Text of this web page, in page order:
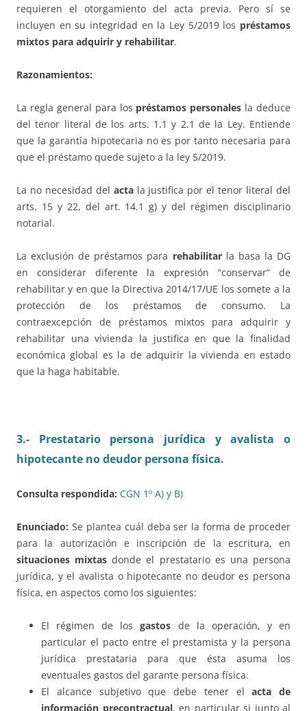
requieren el otorgamiento del acta previa. Pero sí se
incluyen en su integridad en la Ley 5/2019 los préstamos
mixtos para adquirir y rehabilitar.
Razonamientos:
La regla general para los préstamos personales la deduce
del tenor literal de los arts. 1.1 y 2.1 de la Ley. Entiende
que la garantía hipotecaria no es por tanto necesaria para
que el préstamo quede sujeto a la ley 5/2019.
La no necesidad del actala justifica por el tenor literal del
arts. 15 y 22, del art. 14.1 g) y del régimen disciplinario
notarial.
La exclusión de préstamos para rehabilitarla basa la DG
en considerar diferente la expresión “conservar” de
rehabilitar y en que la Directiva 2014/17/UE los somete a la
protección de los préstamos de consumo. La
contraexcepción de préstamos mixtos para adquirir y
rehabilitar una vivienda la justifica en que la finalidad
económica global es la de adquirir la vivienda en estado
que la haga habitable.
3.- Prestatario persona jurídica y avalista o
hipotecante no deudor persona física.
Consulta respondida: CGN 1º A) y B)
Enunciado: Se plantea cuál deba ser la forma de proceder
para la autorización e inscripción de la escritura, en
situaciones mixtas donde el prestatario es una persona
jurídica, y el avalista o hipotecante no deudor es persona
física, en aspectos como los siguientes:
El régimen de losgastos de la operación, y en
particular el pacto entre el prestamista y la persona
jurídica prestataria para que ésta asuma los
eventuales gastos del garante persona física.
El alcance subjetivo que debe tener elacta de
información precontractual, en particular si junto al